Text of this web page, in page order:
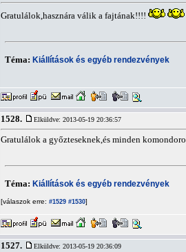
Gratulálok,hasznára válik a fajtának!!!!
Téma: Kiállítások és egyéb rendezvények
1528. Elküldve: 2013-05-19 20:36:57
Gratulálok a győzteseknek,és minden
Téma: Kiállítások és egyéb rendezvények
[válaszok erre: #1529 #1530]
1527. Elküldve: 2013-05-19 20:36:09